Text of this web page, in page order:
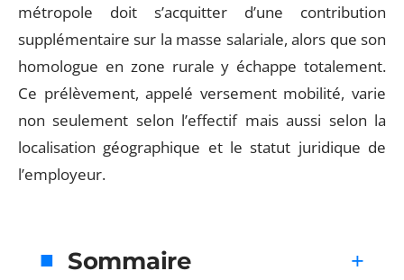
métropole doit s’acquitter d’une contribution
supplémentaire sur la masse salariale, alors que son
homologue en zone rurale y échappe totalement.
Ce prélèvement, appelé versement mobilité, varie
non seulement selon l’effectif mais aussi selon la
localisation géographique et le statut juridique de
l’employeur.
Sommaire